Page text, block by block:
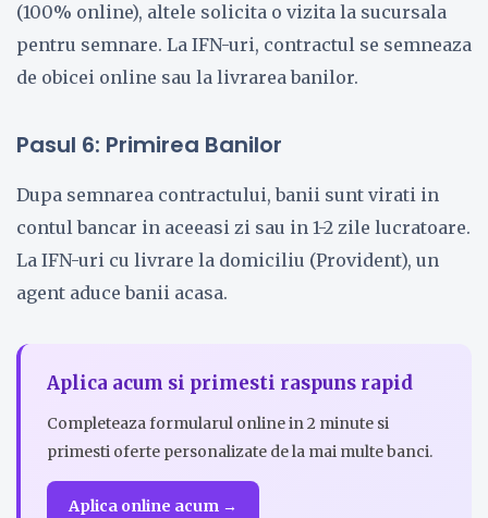
(100% online), altele solicita o vizita la sucursala
pentru semnare. La IFN-uri, contractul se semneaza
de obicei online sau la livrarea banilor.
Pasul 6: Primirea Banilor
Dupa semnarea contractului, banii sunt virati in
contul bancar in aceeasi zi sau in 1-2 zile lucratoare.
La IFN-uri cu livrare la domiciliu (Provident), un
agent aduce banii acasa.
Aplica acum si primesti raspuns rapid
Completeaza formularul online in 2 minute si
primesti oferte personalizate de la mai multe banci.
Aplica online acum →